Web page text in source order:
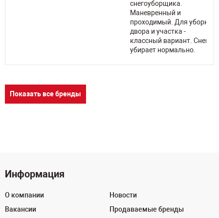
снегоуборщика.
Маневренный и
проходимый. Для уборки
двора и участка -
классный вариант. Снег
убирает нормально.
Показать все бренды
Информация
О компании
Вакансии
Новости
Продаваемые бренды